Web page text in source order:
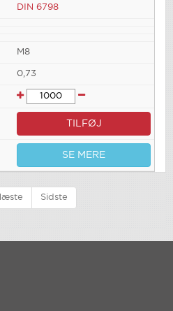
DIN 6798
M8
0,73
TILFØJ
SE MERE
Sidste